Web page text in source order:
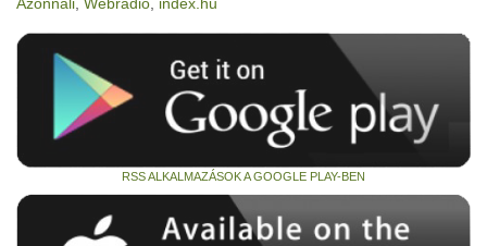
RSS ALKALMAZÁSOK A GOOGLE PLAY-BEN